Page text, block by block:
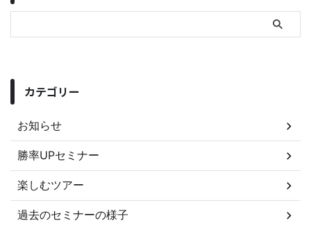
カテゴリー
お知らせ
勝率UPセミナー
楽しむツアー
過去のセミナーの様子